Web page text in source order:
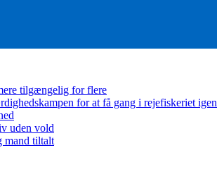
tilgængelig for flere
for at få gang i rejefiskeriet
uden vold
mand tiltalt